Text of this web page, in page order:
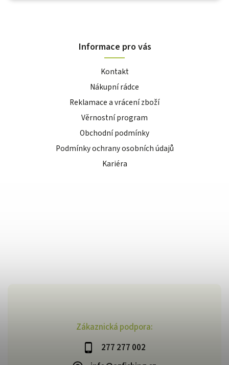
Zákaznická podpora:
277 277 002
Informace pro vás
Kontakt
Nákupní rádce
Reklamace a vrácení zboží
Věrnostní program
Obchodní podmínky
Podmínky ochrany osobních údajů
Kariéra